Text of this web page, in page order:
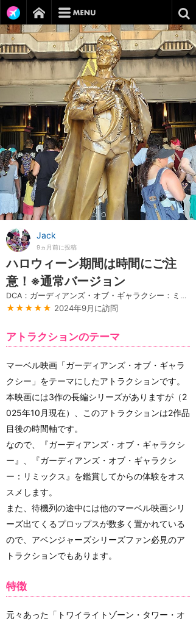
Jack
9ヵ月前に投稿
ハロウィーン期間は時間にご注
意！※通常バージョン
DCA：ガーディアンズ・オブ・ギャラクシー：ミッション・ブレイクアウト！
★★★★★ 2024年9月に訪問
アトラクションのテーマ
マーベル映画「ガーディアンズ・オブ・ギャラ
クシー」をテーマにしたアトラクションです。
本映画には3作の長編シリーズがありますが（2
025年10月現在）、このアトラクションは2作品
目後の時間軸です。
なので、『ガーディアンズ・オブ・ギャラクシ
ー』、『ガーディアンズ・オブ・ギャラクシ
ー：リミックス』を鑑賞してからの体験をオス
スメします。
また、待機列の途中には他のマーベル映画シリ
ーズ出てくるプロップスが数多く置かれている
ので、アベンジャーズシリーズファン必見のア
トラクションでもあります。
特徴
元々あった「トワイライトゾーン・タワー・オ